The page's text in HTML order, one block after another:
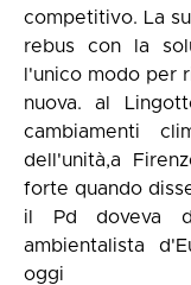
competitivo. La
rebus con la
l'unico modo per
nuova. al
cambiamenti
dell'unità,a
forte quando
il Pd doveva
ambientalista
oggi